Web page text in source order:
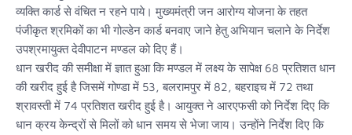
व्यक्ति कार्ड से वंचित न रहने पाये। मुख्यमंत्री जन आरोग्य योजना के तहत
पंजीकृत श्रमिकों का भी गोल्डेन कार्ड बनवाए जाने हेतु अभियान चलाने के निर्देश
उपश्रमायुक्त देवीपाटन मण्डल को दिए हैं।
धान खरीद की समीक्षा में ज्ञात हुआ कि मण्डल में लक्ष्य के सापेक्ष 68 प्रतिशत धान
की खरीद हुई है जिसमें गोण्डा में 53, बलरामपुर में 82, बहराइच में 72 तथा
श्रावस्ती में 74 प्रतिशत खरीद हुई है। आयुक्त ने आरएफसी को निर्देश दिए कि
धान क्रय केन्द्रों से मिलों को धान समय से भेजा जाय। उन्होंने निर्देश दिए कि